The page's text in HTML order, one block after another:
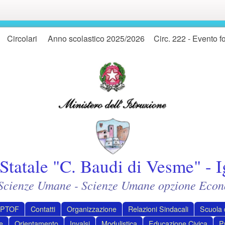
Circolari Anno scolastico 2025/2026 Circ. 222 - Evento
"C. Baudi di Vesme" -
Umane - Scienze Umane opzione
PTOF Contatti Organizzazione Relazioni Sindacali Scuola